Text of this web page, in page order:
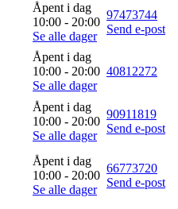
Åpent i dag
10:00 - 20:00
Se alle dager
97473744
Send e-post
Åpent i dag
10:00 - 20:00
Se alle dager
40812272
Åpent i dag
10:00 - 20:00
Se alle dager
90911819
Send e-post
Åpent i dag
10:00 - 20:00
Se alle dager
66773720
Send e-post